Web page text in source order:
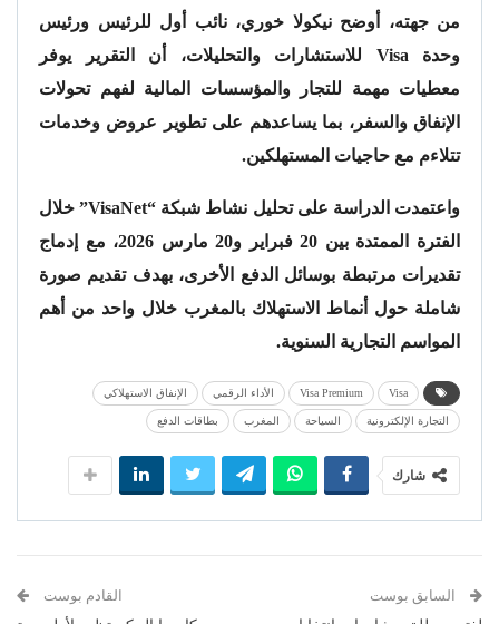
من جهته، أوضح نيكولا خوري، نائب أول للرئيس ورئيس
وحدة Visa للاستشارات والتحليلات، أن التقرير يوفر
معطيات مهمة للتجار والمؤسسات المالية لفهم تحولات
الإنفاق والسفر، بما يساعدهم على تطوير عروض وخدمات
تتلاءم مع حاجيات المستهلكين.
واعتمدت الدراسة على تحليل نشاط شبكة “VisaNet” خلال
الفترة الممتدة بين 20 فبراير و20 مارس 2026، مع إدماج
تقديرات مرتبطة بوسائل الدفع الأخرى، بهدف تقديم صورة
شاملة حول أنماط الاستهلاك بالمغرب خلال واحد من أهم
المواسم التجارية السنوية.
Visa
Visa Premium الأداء الرقمي الإنفاق الاستهلاكي
التجارة الإلكترونية السياحة المغرب بطاقات الدفع
شارك
السابق بوست
القادم بوست